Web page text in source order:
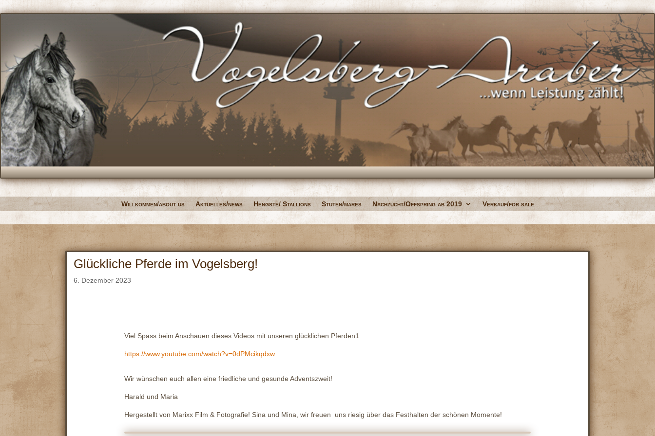
Willkommen/about us Aktuelles/news Hengste/ Stallions Stuten/mares Nachzucht/Offspring ab 2019 Verkauf/for sale
Glückliche Pferde im Vogelsberg!
6. Dezember 2023
Viel Spass beim Anschauen dieses Videos mit unseren glücklichen Pferden1
https://www.youtube.com/watch?v=0dPMcikqdxw
Wir wünschen euch allen eine friedliche und gesunde Adventszweit!
Harald und Maria
Hergestellt von Marixx Film & Fotografie! Sina und Mina, wir freuen uns riesig über das Festhalten der schönen Momente!